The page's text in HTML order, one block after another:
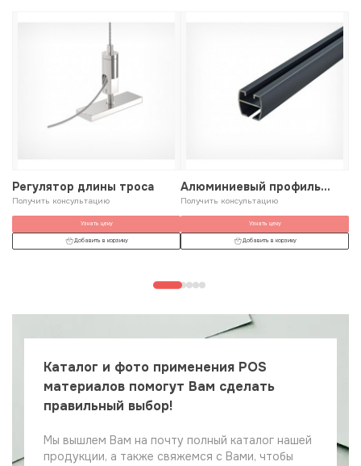
Регулятор длины троса
Получить консультацию
Узнать цену
Добавить в корзину
Алюминиевый профиль
FLYTRACK
Получить консультацию
Узнать цену
Добавить в корзину
Каталог и фото применения POS
материалов помогут Вам сделать
правильный выбор!
Мы вышлем Вам на почту полный каталог нашей
продукции, а также свяжемся с Вами, чтобы